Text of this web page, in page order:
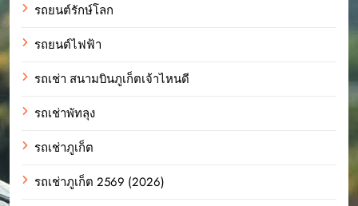
รถยนต์รักษ์โลก
รถยนต์ไฟฟ้า
รถเช่า สนามบินภูเก็ตเจ้าไหนดี
รถเช่าพัทลุง
รถเช่าภูเก็ต
รถเช่าภูเก็ต 2569 (2026)